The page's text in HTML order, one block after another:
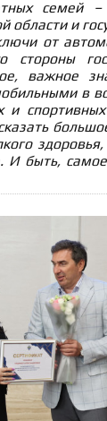
семей
области и
от
стороны
важное
в
и
здоровья,
И быть,